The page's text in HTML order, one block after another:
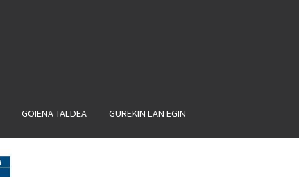
GOIENA TALDEA GUREKIN LAN EGIN